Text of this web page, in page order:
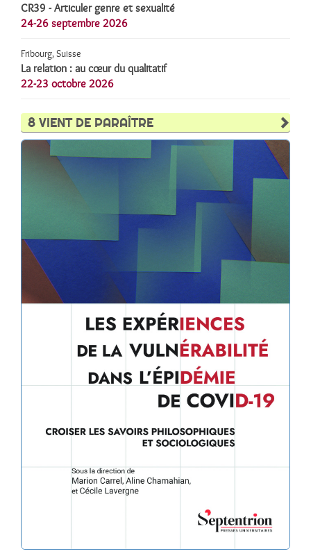
CR39 - Articuler genre et sexualité
24-26 septembre 2026
Fribourg, Suisse
La relation : au cœur du qualitatif
22-23 octobre 2026
8 VIENT DE PARAÎTRE